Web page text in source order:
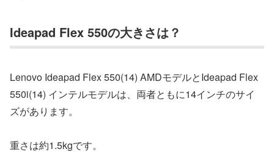
Ideapad Flex 550の大きさは？
Lenovo Ideapad Flex 550(14) AMDモデルとIdeapad Flex
550i(14) インテルモデルは、両者ともに14インチのサイ
ズがあります。
重さは約1.5kgです。